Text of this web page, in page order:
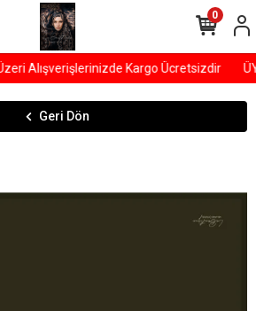
Alışverişlerinizde Kargo Ücretsizdir
0
Geri Dön